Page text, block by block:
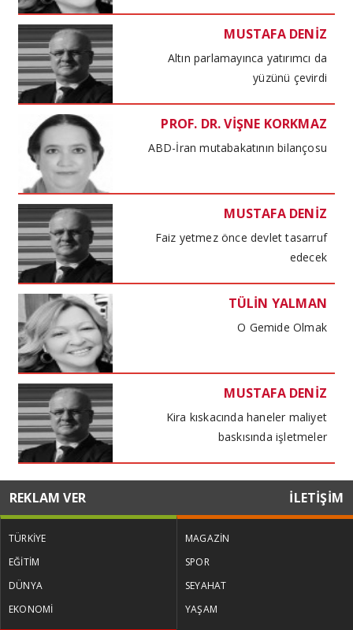
MUSTAFA DENİZ
Altın parlamayınca yatırımcı da
yüzünü çevirdi
PROF. DR. VİŞNE KORKMAZ
ABD-İran mutabakatının bilançosu
MUSTAFA DENİZ
Faiz yetmez önce devlet tasarruf
edecek
TÜLİN YALMAN
O Gemide Olmak
MUSTAFA DENİZ
Kira kıskacında haneler maliyet
baskısında işletmeler
TÜLİN YALMAN
Küresel Kadınlar Zirvesi
REKLAM VER İLETİŞİM
TÜRKİYE
EĞİTİM
DÜNYA
EKONOMİ
MAGAZİN
SPOR
SEYAHAT
YAŞAM